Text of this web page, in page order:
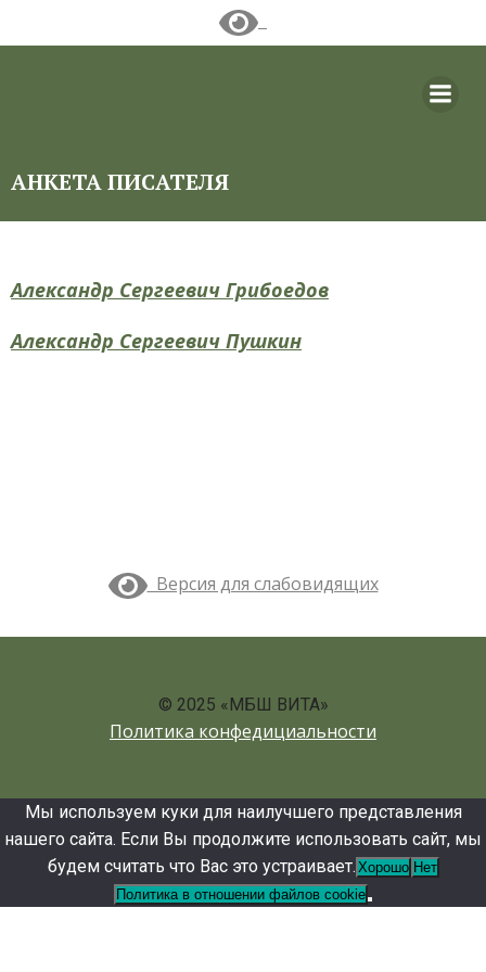
АНКЕТА ПИСАТЕЛЯ
Александр Сергеевич Грибоедов
Александр Сергеевич Пушкин
Версия для слабовидящих
© 2025 «МБШ ВИТА»
Политика конфедициальности
Мы используем куки для наилучшего представления
нашего сайта. Если Вы продолжите использовать сайт, мы
будем считать что Вас это устраивает. Хорошо Нет
Политика в отношении файлов cookie